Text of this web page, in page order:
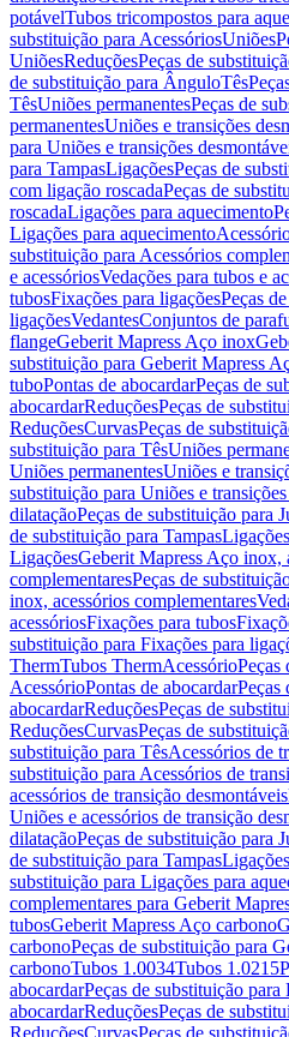
potávelTubos tricompostos para
substituição para AcessóriosUniões
UniõesReduçõesPeças de
de substituição para ÂnguloTês
TêsUniões permanentesPeças de
permanentesUniões e transições
para Uniões e transições
para TampasLigaçõesPeças de
com ligação roscadaPeças de
roscadaLigações para aquecimento
Ligações para aquecimento
substituição para Acessórios
e acessóriosVedações para tubos e
tubosFixações para ligaçõesPeças
ligaçõesVedantesConjuntos de
flangeGeberit Mapress Aço inox
substituição para Geberit Mapress
tuboPontas de abocardarPeças de
abocardarReduçõesPeças de
ReduçõesCurvasPeças de
substituição para TêsUniões
Uniões permanentesUniões e
substituição para Uniões e
dilataçãoPeças de substituição para
de substituição para TampasLigações
LigaçõesGeberit Mapress Aço inox,
complementaresPeças de
inox, acessórios complementares
acessóriosFixações para tubos
substituição para Fixações para
ThermTubos ThermAcessórioPeças
AcessórioPontas de abocardarPeças
abocardarReduçõesPeças de
ReduçõesCurvasPeças de
substituição para TêsAcessórios de
substituição para Acessórios de
acessórios de transição desmontáveis
Uniões e acessórios de transição
dilataçãoPeças de substituição para
de substituição para Tampas
substituição para Ligações para
complementares para Geberit
tubosGeberit Mapress Aço carbono
carbonoPeças de substituição para
carbonoTubos 1.0034Tubos 1.0215
abocardarPeças de substituição para
abocardarReduçõesPeças de
ReduçõesCurvasPeças de